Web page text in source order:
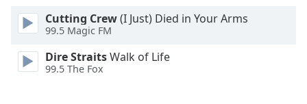
Cutting Crew(I Just) Died in Your Arms
99.5 Magic FM
Dire StraitsWalk of Life
99.5 The Fox